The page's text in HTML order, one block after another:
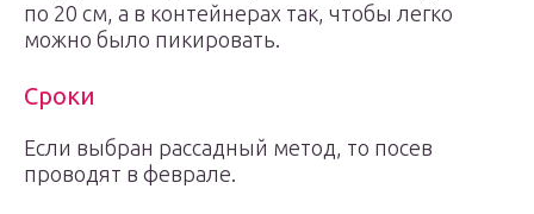
по 20 см, а в контейнерах так, чтобы легко
можно было пикировать.
Сроки
Если выбран рассадный метод, то посев
проводят в феврале.